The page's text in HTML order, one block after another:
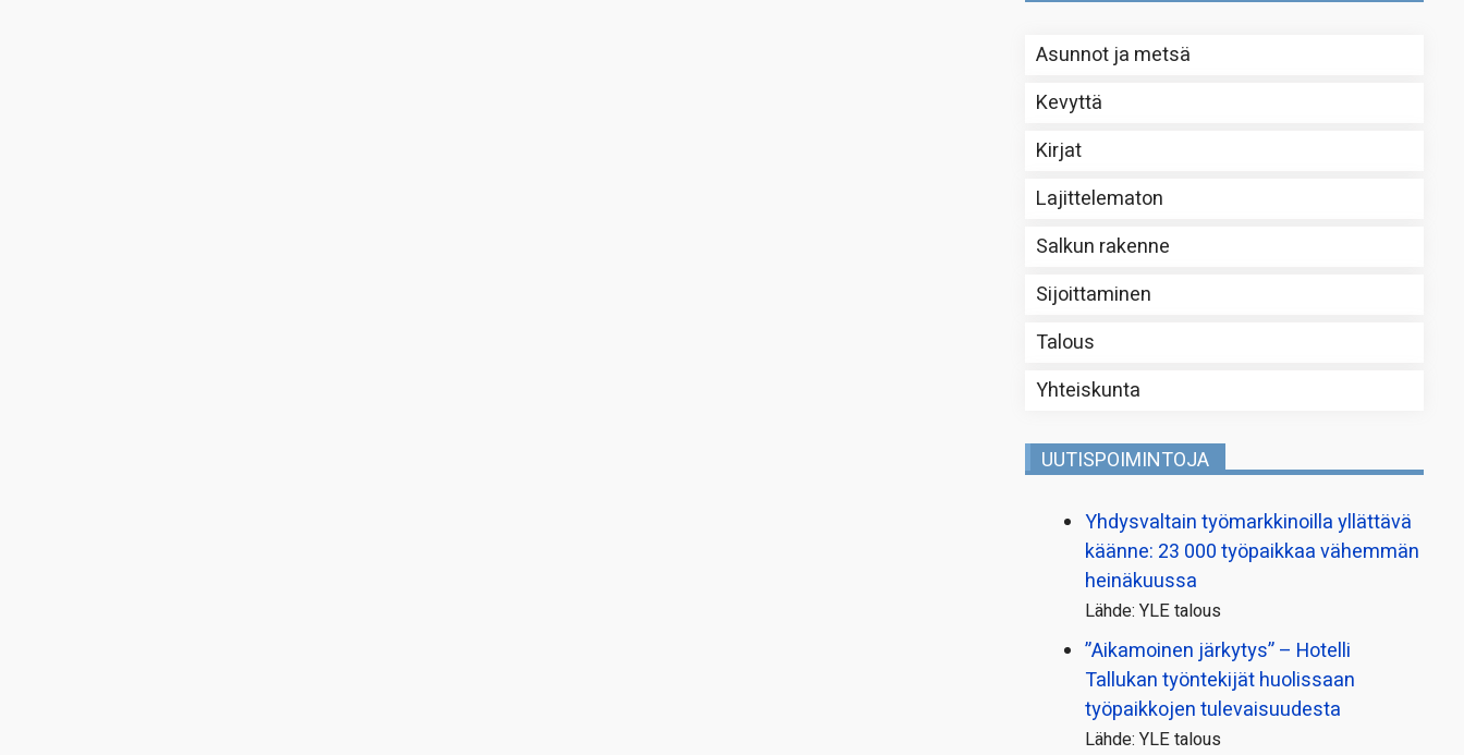
Asunnot ja metsä
Kevyttä
Kirjat
Lajittelematon
Salkun rakenne
Sijoittaminen
Talous
Yhteiskunta
UUTISPOIMINTOJA
Yhdysvaltain työmarkkinoilla yllättävä
käänne: 23 000 työpaikkaa vähemmän
heinäkuussa
Lähde: YLE talous
”Aikamoinen järkytys” – Hotelli
Tallukan työntekijät huolissaan
työpaikkojen tulevaisuudesta
Lähde: YLE talous